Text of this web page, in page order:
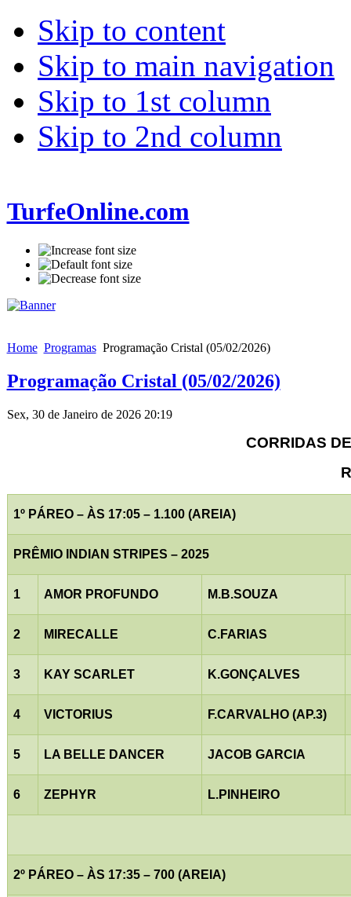
Skip to content
Skip to main navigation
Skip to 1st column
Skip to 2nd column
TurfeOnline.com
Home Programas Programação Cristal (05/02/2026)
Programação Cristal (05/02/2026)
Sex, 30 de Janeiro de 2026 20:19
CORRIDAS
1º PÁREO – ÀS 17:05 – 1.100 (AREIA)
PRÊMIO INDIAN STRIPES – 2025
1 AMOR PROFUNDO M.B.SOUZA
2 MIRECALLE C.FARIAS
3 KAY SCARLET K.GONÇALVES
4 VICTORIUS F.CARVALHO (AP.3)
5 LA BELLE DANCER JACOB GARCIA
6 ZEPHYR L.PINHEIRO
2º PÁREO – ÀS 17:35 – 700 (AREIA)